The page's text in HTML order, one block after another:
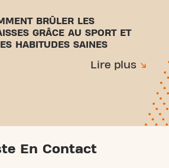
BRÛLER LES
GRÂCE AU SPORT ET
HABITUDES SAINES
Lire plus
En Contact